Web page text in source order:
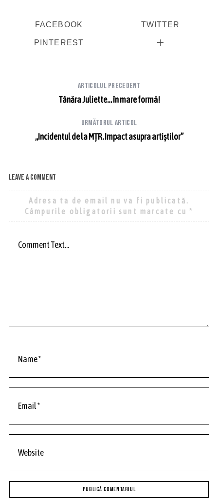
FACEBOOK TWITTER
PINTEREST
Articolul precedent
Tânăra Juliette… în mare formă!
Următorul articol
„Incidentul de la MȚR. Impact asupra artiștilor”
Leave a comment
Adresa ta de email nu va fi publicată.
Câmpurile obligatorii sunt marcate cu*